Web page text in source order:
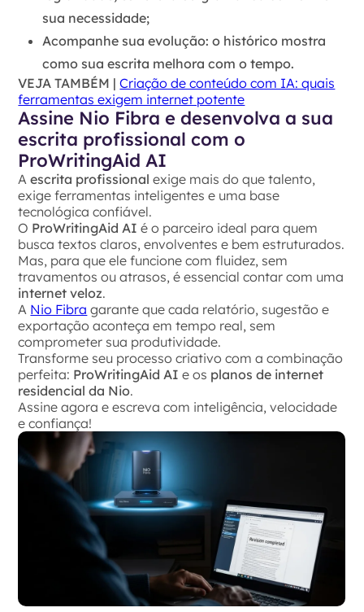
sua necessidade;
Acompanhe sua evolução: o histórico mostra
como sua escrita melhora com o tempo.
VEJA TAMBÉM | Criação de conteúdo com IA: quais
ferramentas exigem internet potente
Assine Nio Fibra e desenvolva a sua
escrita profissional com o
ProWritingAid AI
Aescrita profissionalexige mais do que talento,
exige ferramentas inteligentes e uma base
tecnológica confiável.
O ProWritingAid AI é o parceiro ideal para quem
busca textos claros, envolventes e bem estruturados.
Mas, para que ele funcione com fluidez, sem
travamentos ou atrasos, é essencial contar com uma
internet veloz.
A Nio Fibra garante que cada relatório, sugestão e
exportação aconteça em tempo real, sem
comprometer sua produtividade.
Transforme seu processo criativo com a combinação
perfeita: ProWritingAid AI e os planos de internet
residencial da Nio.
Assine agora e escreva com inteligência, velocidade
e confiança!